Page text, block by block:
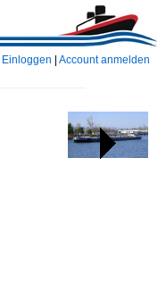
Einloggen Account anmelden